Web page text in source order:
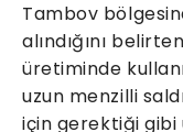
Tambov
alındığını
üretiminde
uzun menzilli
için gerektiği gibi